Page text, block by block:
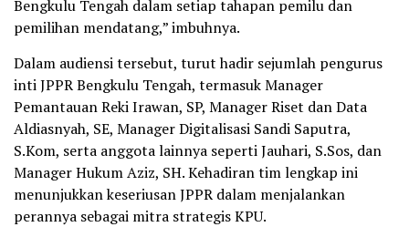
Bengkulu Tengah dalam setiap tahapan pemilu dan
pemilihan mendatang,” imbuhnya.
Dalam audiensi tersebut, turut hadir sejumlah pengurus
inti JPPR Bengkulu Tengah, termasuk Manager
Pemantauan Reki Irawan, SP, Manager Riset dan Data
Aldiasnyah, SE, Manager Digitalisasi Sandi Saputra,
S.Kom, serta anggota lainnya seperti Jauhari, S.Sos, dan
Manager Hukum Aziz, SH. Kehadiran tim lengkap ini
menunjukkan keseriusan JPPR dalam menjalankan
perannya sebagai mitra strategis KPU.